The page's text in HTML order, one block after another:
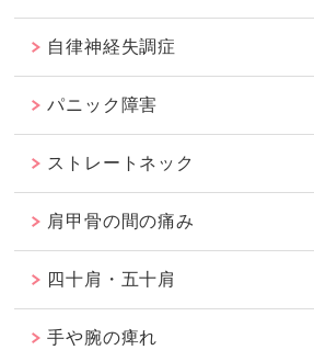
自律神経失調症
パニック障害
ストレートネック
肩甲骨の間の痛み
四十肩・五十肩
手や腕の痺れ